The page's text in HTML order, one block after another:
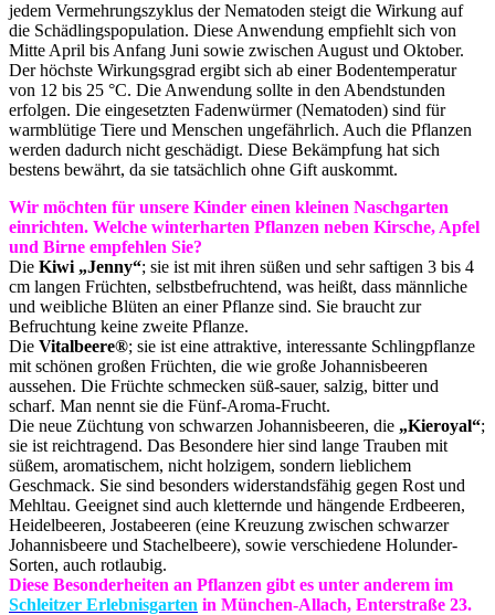
jedem Vermehrungszyklus der Nematoden steigt die Wirkung auf
die Schädlingspopulation. Diese Anwendung empfiehlt sich von
Mitte April bis Anfang Juni sowie zwischen August und Oktober.
Der höchste Wirkungsgrad ergibt sich ab einer Bodentemperatur
von 12 bis 25 °C. Die Anwendung sollte in den Abendstunden
erfolgen. Die eingesetzten Fadenwürmer (Nematoden) sind für
warmblütige Tiere und Menschen ungefährlich. Auch die Pflanzen
werden dadurch nicht geschädigt. Diese Bekämpfung hat sich
bestens bewährt, da sie tatsächlich ohne Gift auskommt.
Wir möchten für unsere Kinder einen kleinen Naschgarten
einrichten. Welche winterharten Pflanzen neben Kirsche, Apfel
und Birne empfehlen Sie?
Die Kiwi „Jenny“; sie ist mit ihren süßen und sehr saftigen 3 bis 4
cm langen Früchten, selbstbefruchtend, was heißt, dass männliche
und weibliche Blüten an einer Pflanze sind. Sie braucht zur
Befruchtung keine zweite Pflanze.
Die Vitalbeere®; sie ist eine attraktive, interessante Schlingpflanze
mit schönen großen Früchten, die wie große Johannisbeeren
aussehen. Die Früchte schmecken süß-sauer, salzig, bitter und
scharf. Man nennt sie die Fünf-Aroma-Frucht.
Die neue Züchtung von schwarzen Johannisbeeren, die „Kieroyal“;
sie ist reichtragend. Das Besondere hier sind lange Trauben mit
süßem, aromatischem, nicht holzigem, sondern lieblichem
Geschmack. Sie sind besonders widerstandsfähig gegen Rost und
Mehltau. Geeignet sind auch kletternde und hängende Erdbeeren,
Heidelbeeren, Jostabeeren (eine Kreuzung zwischen schwarzer
Johannisbeere und Stachelbeere), sowie verschiedene Holunder-
Sorten, auch rotlaubig.
Diese Besonderheiten an Pflanzen gibt es unter anderem im
Schleitzer Erlebnisgarten in München-Allach, Enterstraße 23.